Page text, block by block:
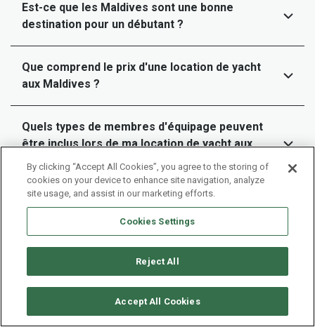
Est-ce que les Maldives sont une bonne
destination pour un débutant ?
Que comprend le prix d'une location de yacht
aux Maldives ?
Quels types de membres d'équipage peuvent
être inclus lors de ma location de yacht aux
Maldives ?
Combien de temps à l'avance devrais-je
réserver ma location de yacht aux Maldives ?
Pouvons-nous personnaliser notre itinéraire
de navigation ou devons-nous suivre un
parcours prédéfini ?
By clicking “Accept All Cookies”, you agree to the storing of
cookies on your device to enhance site navigation, analyze
site usage, and assist in our marketing efforts.
Cookies Settings
Reject All
Accept All Cookies